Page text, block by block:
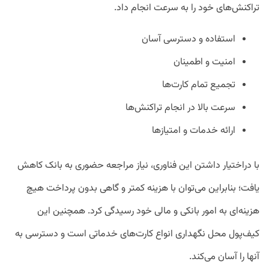
تراکنش‌های خود را به سرعت انجام داد.
استفاده‌ و دسترسی آسان
امنیت و اطمینان
تجمیع تمام کارت‌ها
سرعت بالا در انجام تراکنش‌ها
ارائه خدمات و امتیازها
با دراختیار داشتن این فناوری، نیاز مراجعه حضوری به بانک کاهش
یافت؛ بنابراین می‌‌توان با هزینه کمتر و گاهی بدون پرداخت هیچ‌
هزینه‌ای به امور بانکی و مالی خود رسیدگی کرد. همچنین این
کیف‌پول محل نگهداری انواع کارت‌های خدماتی است و دسترسی به
آنها را آسان می‌کند.